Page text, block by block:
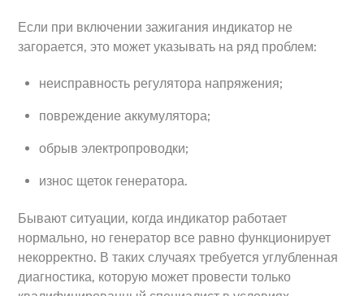
Если при включении зажигания индикатор не
загорается, это может указывать на ряд проблем:
неисправность регулятора напряжения;
повреждение аккумулятора;
обрыв электропроводки;
износ щеток генератора.
Бывают ситуации, когда индикатор работает
нормально, но генератор все равно функционирует
некорректно. В таких случаях требуется углубленная
диагностика, которую может провести только